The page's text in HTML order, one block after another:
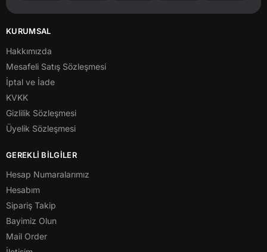
KURUMSAL
Hakkımızda
Mesafeli Satış Sözleşmesi
İptal ve İade
KVKK
Gizlilik Sözleşmesi
Üyelik Sözleşmesi
GEREKLİ BİLGİLER
Hesap Numaralarımız
Hesabım
Sipariş Takip
Bayimiz Olun
Mail Order